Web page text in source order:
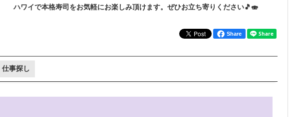
ハワイで本格寿司をお気軽にお楽しみ頂けます。ぜひお立ち寄りください🎵🍣
Share
仕事探し